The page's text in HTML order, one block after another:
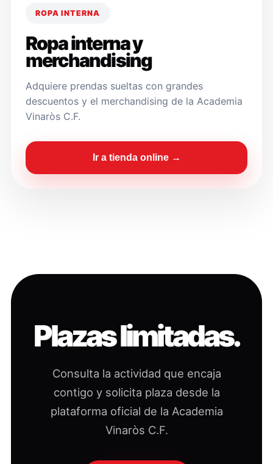
ROPA INTERNA
Ropa interna y
merchandising
Adquiere prendas sueltas con grandes
descuentos y el merchandising de la Academia
Vinaròs C.F.
Ir a tienda online →
Plazas limitadas.
Consulta la actividad que encaja
contigo y solicita plaza desde la
plataforma oficial de la Academia
Vinaròs C.F.